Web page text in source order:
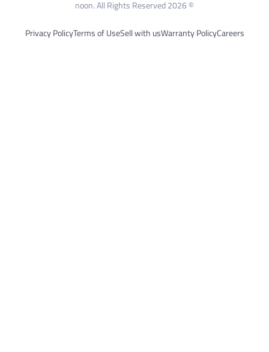
Warranty
Sell with us
Terms of Use
Privacy Policy